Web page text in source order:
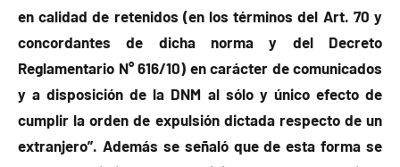
en calidad de retenidos (en los términos del Art. 70 y
concordantes de dicha norma y del Decreto
Reglamentario N° 616/10) en carácter de comunicados
y a disposición de la DNM al sólo y único efecto de
cumplir la orden de expulsión dictada respecto de un
extranjero”. Además se señaló que de esta forma se